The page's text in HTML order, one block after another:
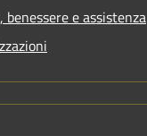
benessere e assistenza